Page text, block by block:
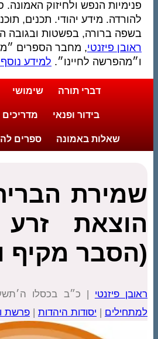
פנימיות הנפש ולחיזוק האמונה.
להורדה. מידע יהודי. תכנים,
בשפה ברורה, בפשטות ובגובה
ראובן פיזנטי, מחבר הספרים
ו״מהפרשה לחיינו״.למידע נוסף
דברי תורה שימושי
בידור ופנאי מדריכים
שאלות באמונה ספרים
שמירת
הוצאת זרע
(הסבר מקיף
ראובן פיזנטי| כ״ב בכסלו
למתחילים|יסודות היהדות|פרשת